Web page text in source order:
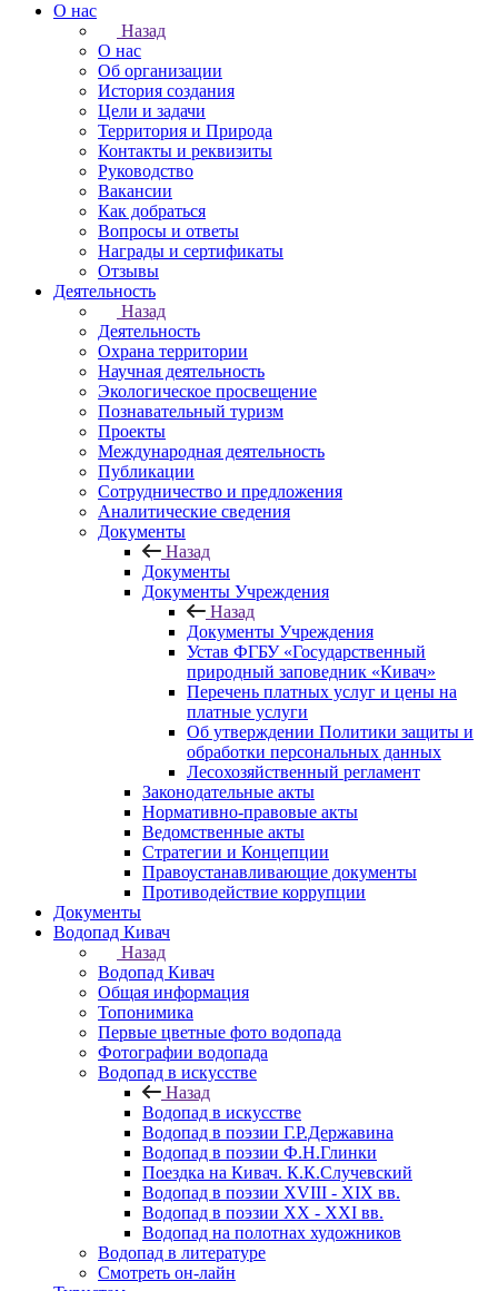
О нас
Назад
О нас
Об организации
История создания
Цели и задачи
Территория и Природа
Контакты и реквизиты
Руководство
Вакансии
Как добраться
Вопросы и ответы
Награды и сертификаты
Отзывы
Деятельность
Назад
Деятельность
Охрана территории
Научная деятельность
Экологическое просвещение
Познавательный туризм
Проекты
Международная деятельность
Публикации
Сотрудничество и предложения
Аналитические сведения
Документы
Назад
Документы
Документы Учреждения
Назад
Документы Учреждения
Устав ФГБУ «Государственный
природный заповедник «Кивач»
Перечень платных услуг и цены на
платные услуги
Об утверждении Политики защиты и
обработки персональных данных
Лесохозяйственный регламент
Законодательные акты
Нормативно-правовые акты
Ведомственные акты
Стратегии и Концепции
Правоустанавливающие документы
Противодействие коррупции
Документы
Водопад Кивач
Назад
Водопад Кивач
Общая информация
Топонимика
Первые цветные фото водопада
Фотографии водопада
Водопад в искусстве
Назад
Водопад в искусстве
Водопад в поэзии Г.Р.Державина
Водопад в поэзии Ф.Н.Глинки
Поездка на Кивач. К.К.Случевский
Водопад в поэзии XVIII - XIX вв.
Водопад в поэзии XX - XXI вв.
Водопад на полотнах художников
Водопад в литературе
Смотреть он-лайн